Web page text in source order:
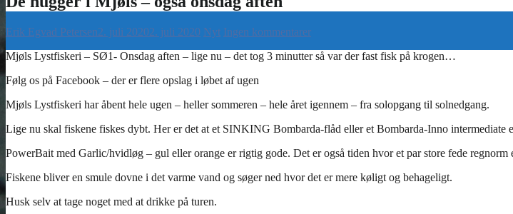
Erik Egvad Petersen2. juli 20202. juli 2020 Nyt Ingen kommentarer